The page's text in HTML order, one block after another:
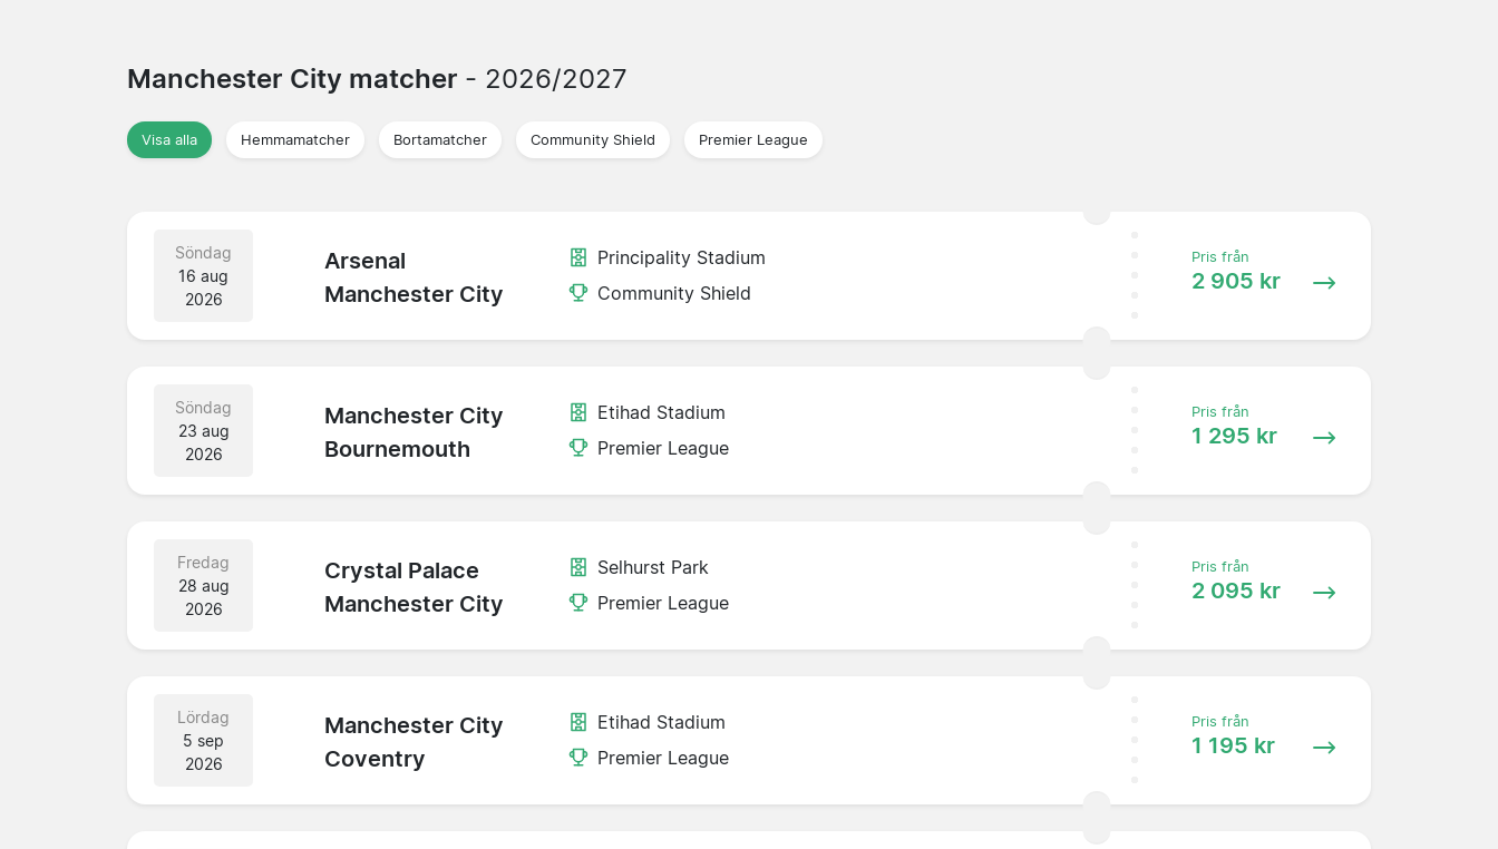
Manchester City matcher - 2026/2027
Visa alla Hemmamatcher Bortamatcher Community Shield Premier League
Söndag
16 aug
2026
Arsenal
Manchester City
Principality Stadium
Community Shield
Pris från
2 905 kr
Söndag
23 aug
2026
Manchester City
Bournemouth
Etihad Stadium
Premier League
Pris från
1 295 kr
Fredag
28 aug
2026
Crystal Palace
Manchester City
Selhurst Park
Premier League
Pris från
2 095 kr
Lördag
5 sep
2026
Manchester City
Coventry
Etihad Stadium
Premier League
Pris från
1 195 kr